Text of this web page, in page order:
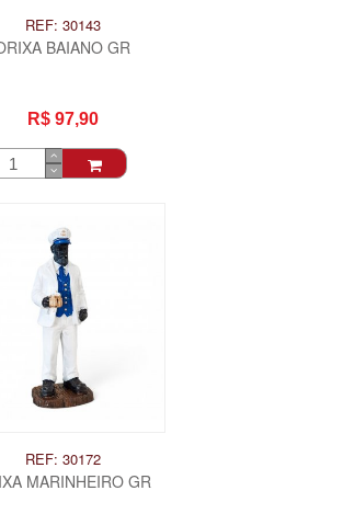
REF: 30143
BAIANO GR
R$ 97,90
REF: 30172
MARINHEIRO GR